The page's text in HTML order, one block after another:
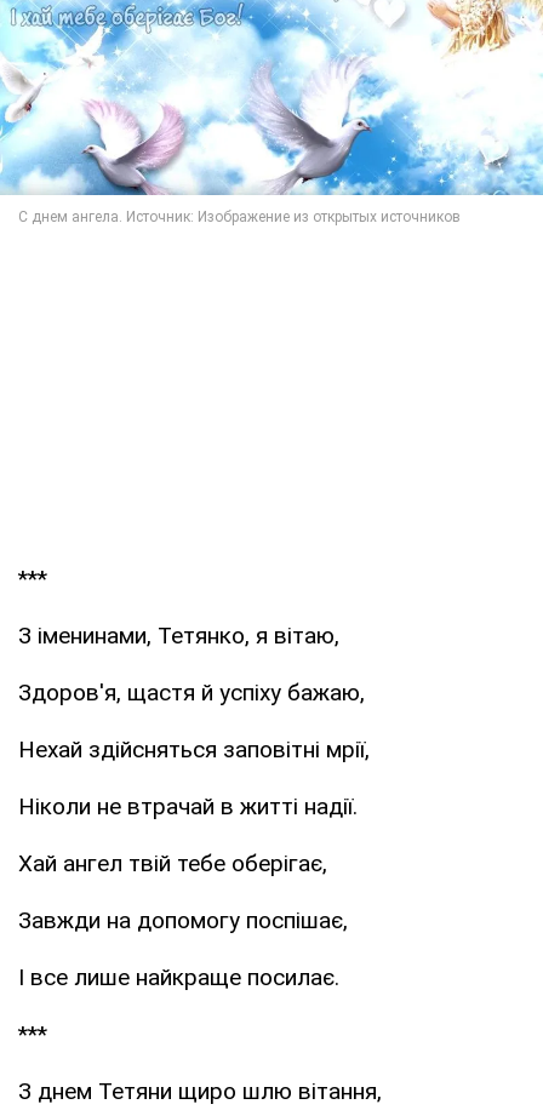
***
З іменинами, Тетянко, я вітаю,
Здоров'я, щастя й успіху бажаю,
Нехай здійсняться заповітні мрії,
Ніколи не втрачай в житті надії.
Хай ангел твій тебе оберігає,
Завжди на допомогу поспішає,
І все лише найкраще посилає.
***
З днем Тетяни щиро шлю вітання,